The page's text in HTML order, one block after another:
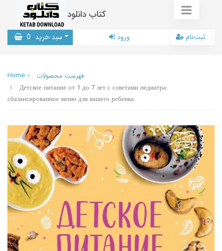
کتاب دانلود
سبد خرید 0 ورود ثبت‌نام
Home
فهرست محصولات
Детское питание от 1 до 7 лет с советами педиатра:
сбалансированное меню для вашего ребенка